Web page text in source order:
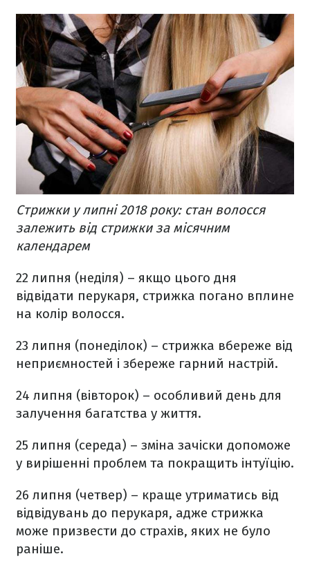
Стрижки у липні 2018 року: стан волосся
залежить від стрижки за місячним
календарем
22 липня (неділя) – якщо цього дня
відвідати перукаря, стрижка погано вплине
на колір волосся.
23 липня (понеділок) – стрижка вбереже від
неприємностей і збереже гарний настрій.
24 липня (вівторок) – особливий день для
залучення багатства у життя.
25 липня (середа) – зміна зачіски допоможе
у вирішенні проблем та покращить інтуїцію.
26 липня (четвер) – краще утриматись від
відвідувань до перукаря, адже стрижка
може призвести до страхів, яких не було
раніше.